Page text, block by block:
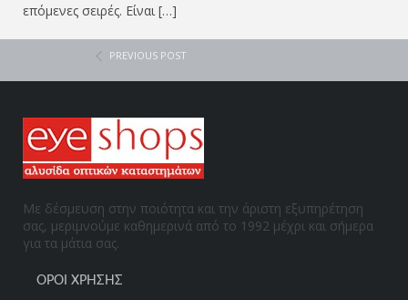
επόμενες σειρές. Είναι […]
PREVIOUS POST
Με δέσμευση στην ποιότητα και την άριστη εξυπηρέτηση
σας, μεριμνούμε καθημερινά από το 1992 μέχρι και σήμερα
για τα μάτια σας.
ΌΡΟΙ ΧΡΉΣΗΣ